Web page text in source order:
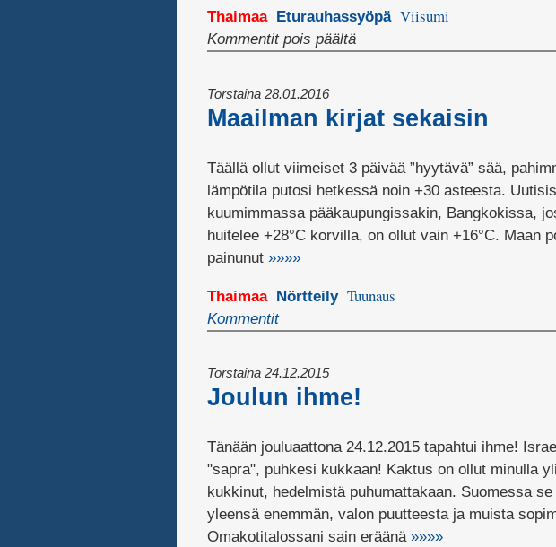
Thaimaa Eturauhassyöpä Viisumi
Kommentit pois päältäartikkelissa
Torstaina 28.01.2016
Maailman kirjat sekaisin
Täällä ollut viimeiset 3 päivää ”hyytävä” sää,
lämpötila putosi hetkessä noin +30 asteesta.
kuumimmassa pääkaupungissakin, Bangkokissa,
huitelee +28°C korvilla, on ollut vain +16°C. Maan
painunut»»»»
Thaimaa Nörtteily Tuunaus
Kommentit
Torstaina 24.12.2015
Joulun ihme!
Tänään jouluaattona 24.12.2015 tapahtui ihme!
"sapra", puhkesi kukkaan! Kaktus on ollut minulla
kukkinut, hedelmistä puhumattakaan. Suomessa
yleensä enemmän, valon puutteesta ja muista
Omakotitalossani sain eräänä»»»»